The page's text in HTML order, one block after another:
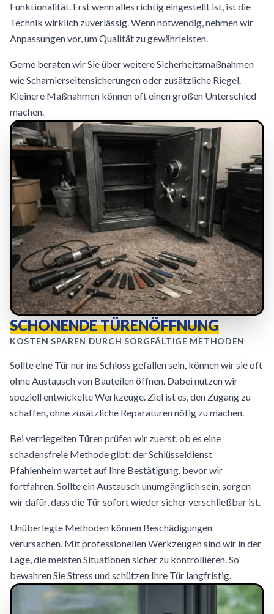
Funktionalität. Erst wenn alles richtig eingestellt ist, ist die
Technik wirklich zuverlässig. Wenn notwendig, nehmen wir
Anpassungen vor, um Qualität zu gewährleisten.
Gerne beraten wir Sie über weitere Sicherheitsmaßnahmen
wie Scharnierseitensicherungen oder zusätzliche Riegel.
Kleinere Maßnahmen können oft einen großen Unterschied
machen.
SCHONENDE TÜRENÖFFNUNG
KOSTEN SPAREN DURCH SORGFÄLTIGE METHODEN
Sollte eine Tür nur ins Schloss gefallen sein, können wir sie oft
ohne Austausch von Bauteilen öffnen. Dabei nutzen wir
speziell entwickelte Werkzeuge. Ziel ist es, den Zugang zu
schaffen, ohne zusätzliche Reparaturen nötig zu machen.
Bei verriegelten Türen prüfen wir zuerst, ob es eine
schadensfreie Methode gibt; der Schlüsseldienst
Pfahlenheim wartet auf Ihre Bestätigung, bevor wir
fortfahren. Sollte ein Austausch unumgänglich sein, sorgen
wir dafür, dass die Tür sofort wieder sicher verschließbar ist.
Unüberlegte Methoden können Beschädigungen
verursachen. Mit professionellen Werkzeugen sind wir in der
Lage, die meisten Situationen sicher zu kontrollieren. So
bewahren Sie Stress und schützen Ihre Tür langfristig.